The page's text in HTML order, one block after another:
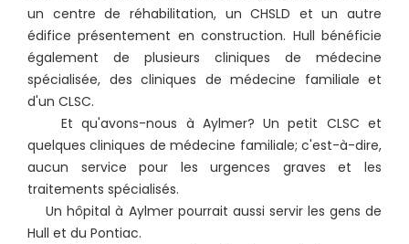
un centre de réhabilitation, un CHSLD et un autre
édifice présentement en construction. Hull bénéficie
également de plusieurs cliniques de médecine
spécialisée, des cliniques de médecine familiale et
d'un CLSC.
Et qu'avons-nous à Aylmer? Un petit CLSC et
quelques cliniques de médecine familiale; c'est-à-dire,
aucun service pour les urgences graves et les
traitements spécialisés.
Un hôpital à Aylmer pourrait aussi servir les gens de
Hull et du Pontiac.